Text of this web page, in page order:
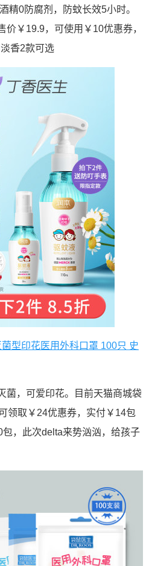
精0防腐剂，防蚊长效5小时。
价￥19.9，可使用￥10优惠券，
香2款可选
型印花医用外科口罩 100只 史
菌，可爱印花。目前天猫商城袋
领取￥24优惠券，实付￥14包
，此次delta来势汹汹，给孩子